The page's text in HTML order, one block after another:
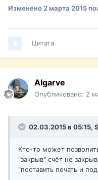
Изменено2 марта 2015
Цитата
Algarve
Опубликовано: 2
02.03.2015 в 05:15,
Кто-то может
"закрыв" счёт не
"поставить печать и